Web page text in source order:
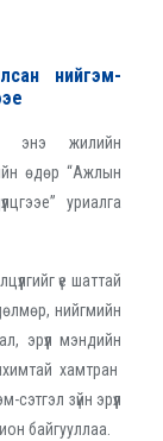
нийгэм-
энэ жилийн
өдөр “Ажлын
уриалга
үе шаттай
нийгмийн
эрүүл мэндийн
хамтран
зүйн эрүүл
байгууллаа.